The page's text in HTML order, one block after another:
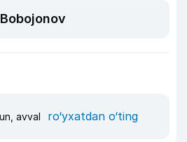
avval ro‘yxatdan o‘ting